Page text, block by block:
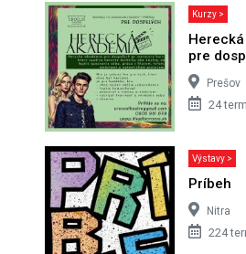
Kurzy >
pre
Prešov
24
Výstavy >
Príbeh
Nitra
224